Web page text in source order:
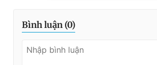
Bình luận (0)